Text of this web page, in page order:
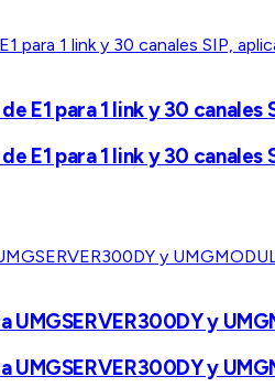
E1 para 1 link y 30
E1 para 1 link y 30
UMGSERVER300DY y
UMGSERVER300DY y